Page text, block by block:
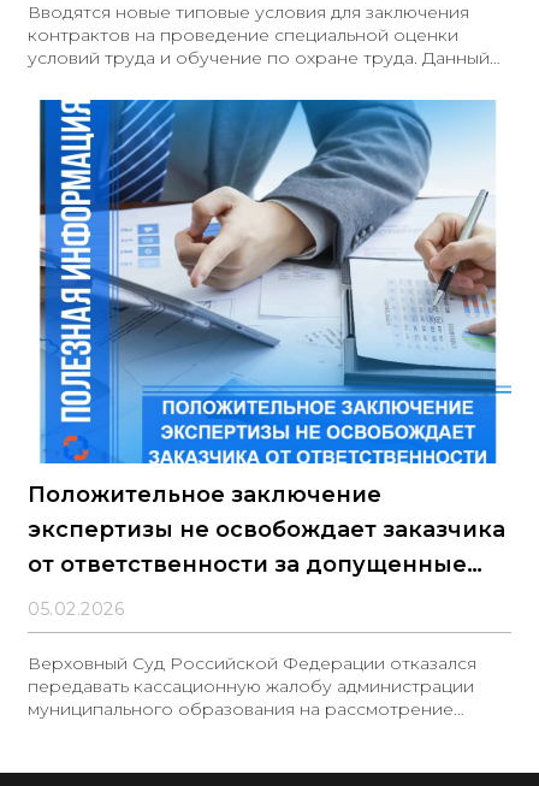
Вводятся новые типовые условия для заключения
контрактов на проведение специальной оценки
условий труда и обучение по охране труда. Данный
проведения специальной оценки условий труда и
типовые условия контрактов на оказание услуг по
обучению работодателей и работников в области
охраны труда. Установленные типовые условия
обязательны для применения при осуществлении
государственных закупок, извещения о которых
публикуются в ЕИС. Документ: ID 04/12/10-24/00151933
Положительное заключение
экспертизы не освобождает заказчика
от ответственности за допущенные
ошибки в смете
05.02.2026
Верховный Суд Российской Федерации отказался
передавать кассационную жалобу администрации
муниципального образования на рассмотрение
органов казначейского контроля и выводов